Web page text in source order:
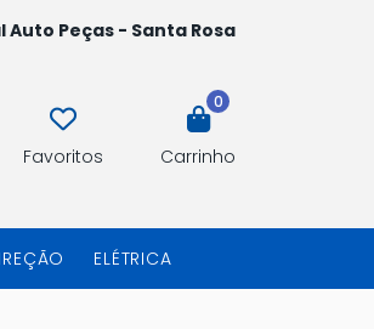
Auto Peças - Santa Rosa
Favoritos
0
Carrinho
ELÉTRICA